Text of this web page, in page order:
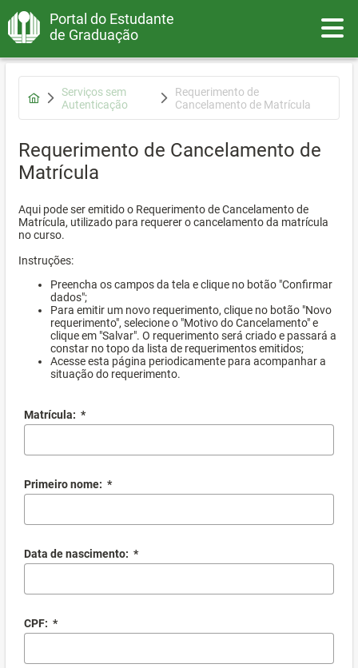
Portal do Estudante
de Graduação
Serviços sem
Autenticação
Requerimento de
Cancelamento de Matrícula
Requerimento de Cancelamento de
Matrícula
Aqui pode ser emitido o Requerimento de Cancelamento de
Matrícula, utilizado para requerer o cancelamento da matrícula
no curso.
Instruções:
Preencha os campos da tela e clique no botão "Confirmar
dados";
Para emitir um novo requerimento, clique no botão "Novo
requerimento", selecione o "Motivo do Cancelamento" e
clique em "Salvar". O requerimento será criado e passará a
constar no topo da lista de requerimentos emitidos;
Acesse esta página periodicamente para acompanhar a
situação do requerimento.
Matrícula: *
Primeiro nome: *
Data de nascimento: *
CPF: *